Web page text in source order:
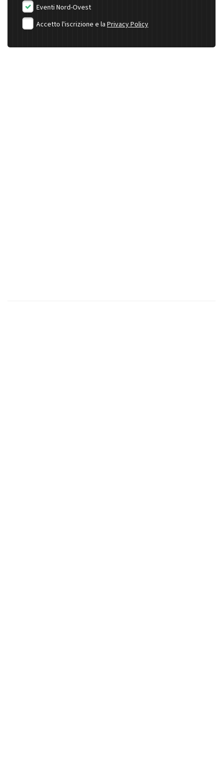
Eventi Nord-Ovest
Accetto l'iscrizione e la Privacy Policy